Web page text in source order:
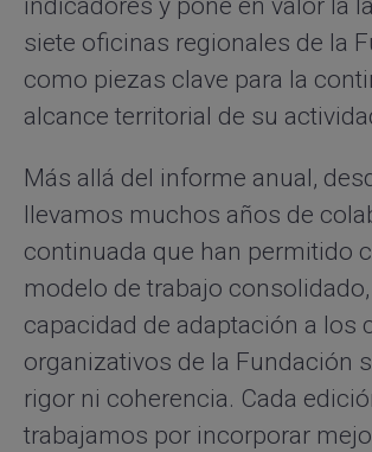
indicadores y pone en valor la
siete oficinas regionales de la
como piezas clave para la
alcance territorial de su
Más allá del informe anual,
llevamos muchos años de
continuada que han permitido
modelo de trabajo
capacidad de adaptación a los
organizativos de la Fundación
rigor ni coherencia. Cada
trabajamos por incorporar